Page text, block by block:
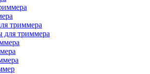
триммера
триммера